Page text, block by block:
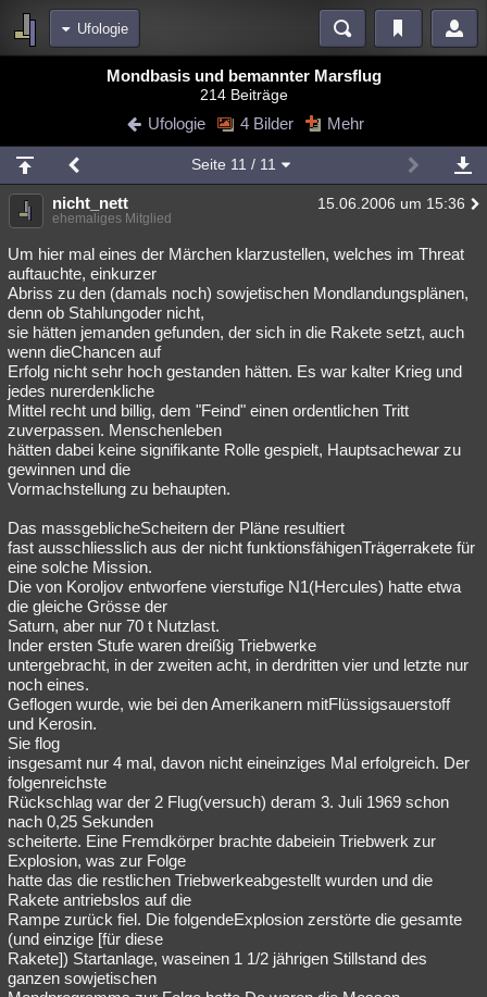
Ufologie
Blogs Videos
Chat Wiki Neuigkeiten
meine Rubriken
Menschen Wissenschaft Mystery Kriminalfälle
Spiritualität Verschwörungen Technologie Ufologie
Natur Umfragen Unterhaltung
weitere Rubriken
Philosophie Träume
Astronomie Helpdesk Gruppen Gaming Filme
Musik Clash Verbesserungen Allmystery English
Übersichten
Lesenswert Schlüsselwörter
Mondbasis und bemannter Marsflug
214 Beiträge
Ufologie 4 Bilder Mehr
Seite 11 / 11
nicht_nett 15.06.2006 um 15:36
ehemaliges Mitglied
Um hier mal eines der Märchen klarzustellen, welches im Threat
auftauchte, einkurzer
Abriss zu den (damals noch) sowjetischen Mondlandungsplänen,
denn ob Stahlungoder nicht,
sie hätten jemanden gefunden, der sich in die Rakete setzt, auch
wenn dieChancen auf
Erfolg nicht sehr hoch gestanden hätten. Es war kalter Krieg und
jedes nurerdenkliche
Mittel recht und billig, dem "Feind" einen ordentlichen Tritt
zuverpassen. Menschenleben
hätten dabei keine signifikante Rolle gespielt, Hauptsachewar zu
gewinnen und die
Vormachstellung zu behaupten.
Das massgeblicheScheitern der Pläne resultiert
fast ausschliesslich aus der nicht funktionsfähigenTrägerrakete für
eine solche Mission.
Die von Koroljov entworfene vierstufige N1(Hercules) hatte etwa
die gleiche Grösse der
Saturn, aber nur 70 t Nutzlast.
Inder ersten Stufe waren dreißig Triebwerke
untergebracht, in der zweiten acht, in derdritten vier und letzte nur
noch eines.
Geflogen wurde, wie bei den Amerikanern mitFlüssigsauerstoff
und Kerosin.
Sie flog
insgesamt nur 4 mal, davon nicht eineinziges Mal erfolgreich. Der
folgenreichste
Rückschlag war der 2 Flug(versuch) deram 3. Juli 1969 schon
nach 0,25 Sekunden
scheiterte. Eine Fremdkörper brachte dabeiein Triebwerk zur
Explosion, was zur Folge
hatte das die restlichen Triebwerkeabgestellt wurden und die
Rakete antriebslos auf die
Rampe zurück fiel. Die folgendeExplosion zerstörte die gesamte
(und einzige [für diese
Rakete]) Startanlage, waseinen 1 1/2 jährigen Stillstand des
ganzen sowjetischen